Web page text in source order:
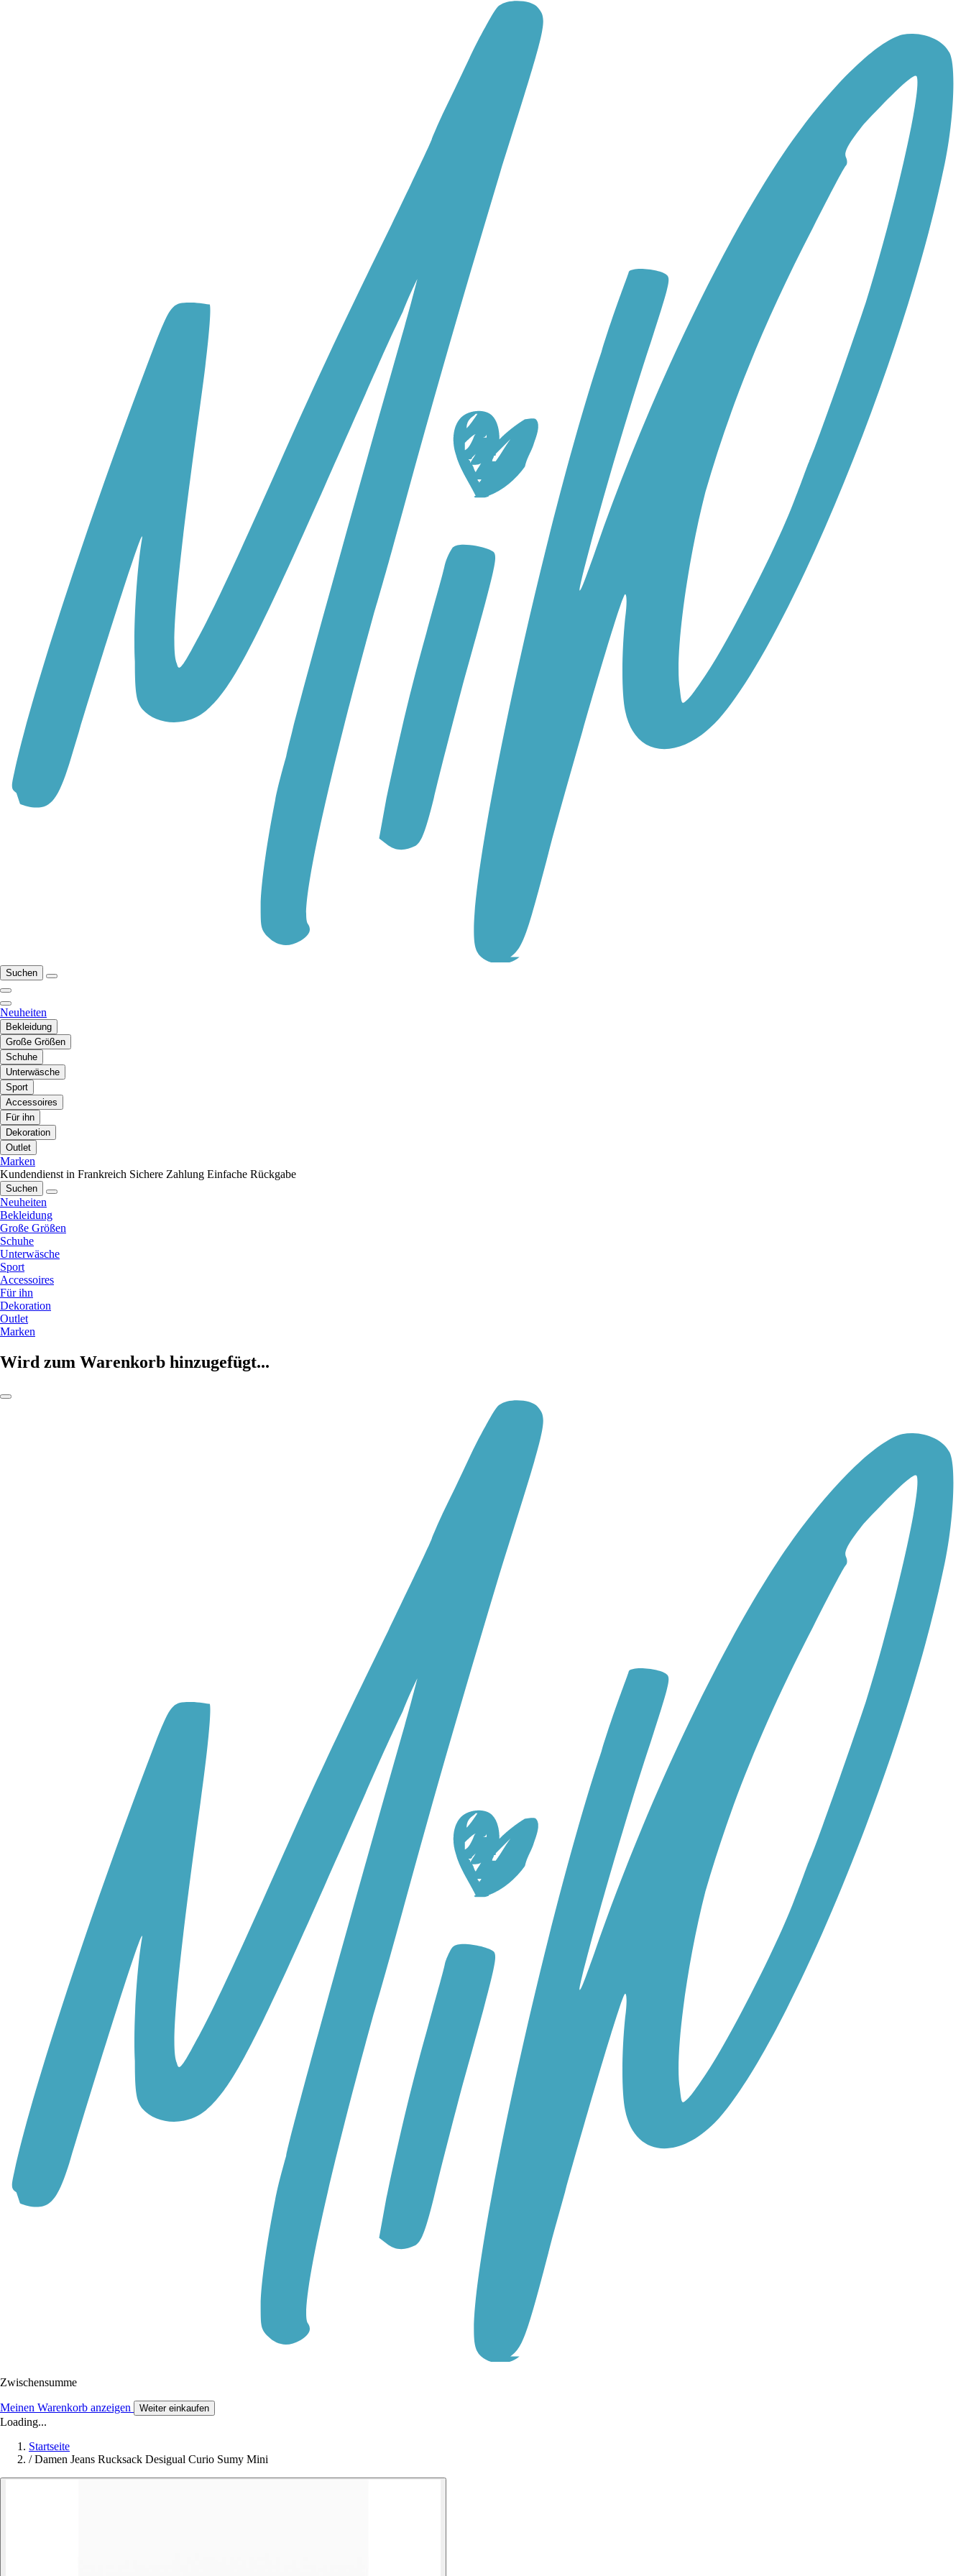
Suchen
Neuheiten
Bekleidung
Große Größen
Schuhe
Unterwäsche
Sport
Accessoires
Für ihn
Dekoration
Outlet
Marken
Kundendienst in Frankreich Sichere Zahlung Einfache Rückgabe
Suchen
Neuheiten
Bekleidung
Große Größen
Schuhe
Unterwäsche
Sport
Accessoires
Für ihn
Dekoration
Outlet
Marken
Wird zum Warenkorb hinzugefügt...
Zwischensumme
Meinen Warenkorb anzeigen Weiter einkaufen
Loading...
Startseite
/ Damen Jeans Rucksack Desigual Curio Sumy Mini